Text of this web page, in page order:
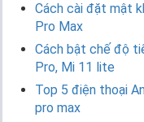
Cách cài đặt mật
Pro Max
Cách bật chế độ
Pro, Mi 11 lite
Top 5 điện thoại
pro max